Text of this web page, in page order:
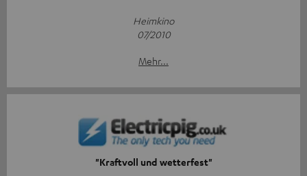
Heimkino
07/2010
Mehr...
"Kraftvoll und wetterfest"